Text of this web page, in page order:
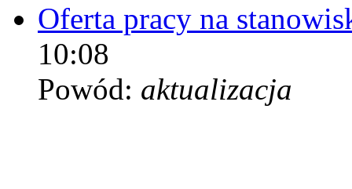
Oferta pracy na
10:08
Powód: aktualizacja